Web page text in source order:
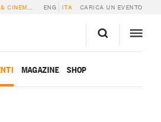
CINEMA » UN BRAVO RAGAZZO
ENG ITA CARICA UN EVENTO
MAGAZINE SHOP